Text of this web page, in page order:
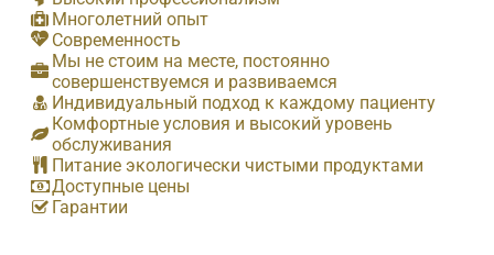
Многолетний опыт
Современность
Мы не стоим на месте, постоянно
совершенствуемся и развиваемся
Индивидуальный подход к каждому пациенту
Комфортные условия и высокий уровень
обслуживания
Питание экологически чистыми продуктами
Доступные цены
Гарантии